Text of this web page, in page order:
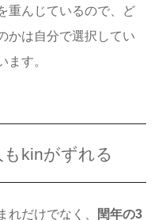
重んじているので、ど
かは自分で選択してい
ます。
kinがずれる
れだけでなく、
閏年の3